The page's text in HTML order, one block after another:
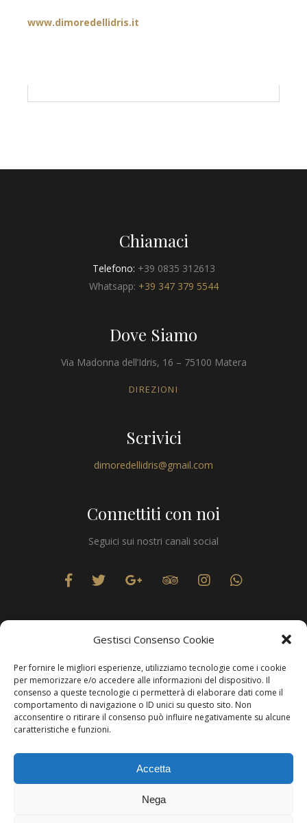
Gestisci Consenso Cookie
Per fornire le migliori esperienze, utilizziamo tecnologie come i cookie
per memorizzare e/o accedere alle informazioni del dispositivo. Il
consenso a queste tecnologie ci permetterà di elaborare dati come il
comportamento di navigazione o ID unici su questo sito. Non
acconsentire o ritirare il consenso può influire negativamente su alcune
caratteristiche e funzioni.
Accetta
Nega
www.dimoredellidris.it
Chiamaci
Telefono: +39 0835 312613
Whatsapp: +39 347 379 5544
Dove Siamo
Via Madonna dell’Idris, 16 – 75100 Matera
DIREZIONI
Scrivici
dimoredellidris@gmail.com
Connettiti con noi
Seguici sui nostri canali social
Privacy
Produzione WebResolvis Marketing & Comunicazione
Copyright © Hotels & Resorts Srl - Partita IVA IT01212800773.
Affittacamere - CIN: IT077014B401676001. Tutti i diritti sono